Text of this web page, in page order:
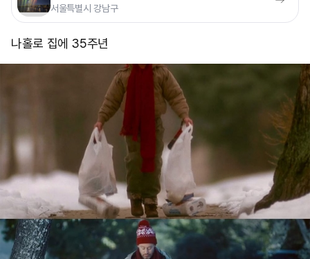
서울특별시 강남구
나홀로 집에 35주년